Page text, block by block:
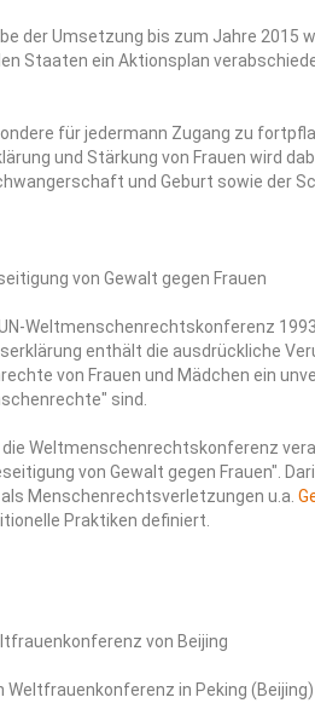
der Umsetzung bis zum Jahre 2015
Staaten ein Aktionsplan
für jedermann Zugang zu
und Stärkung von Frauen wird
und Geburt sowie der
von Gewalt gegen Frauen
Weltmenschenrechtskonferenz
enthält die ausdrückliche
von Frauen und Mädchen ein
sind.
die Weltmenschenrechtskonferenz
von Gewalt gegen Frauen".
Menschenrechtsverletzungen u.a.
Praktiken definiert.
von Beijing
Weltfrauenkonferenz in Peking